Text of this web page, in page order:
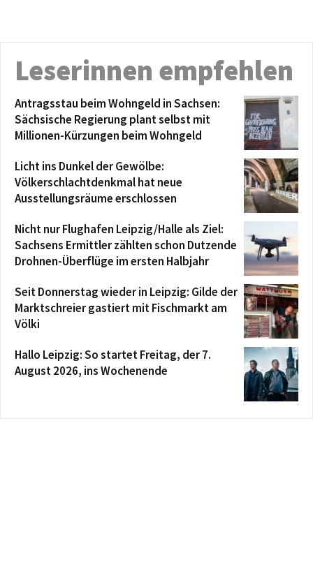
Leserinnen empfehlen
Antragsstau beim Wohngeld in Sachsen:
Sächsische Regierung plant selbst mit
Millionen-Kürzungen beim Wohngeld
Licht ins Dunkel der Gewölbe:
Völkerschlachtdenkmal hat neue
Ausstellungsräume erschlossen
Nicht nur Flughafen Leipzig/Halle als Ziel:
Sachsens Ermittler zählten schon Dutzende
Drohnen-Überflüge im ersten Halbjahr
Seit Donnerstag wieder in Leipzig: Gilde der
Marktschreier gastiert mit Fischmarkt am
Völki
Hallo Leipzig: So startet Freitag, der 7.
August 2026, ins Wochenende